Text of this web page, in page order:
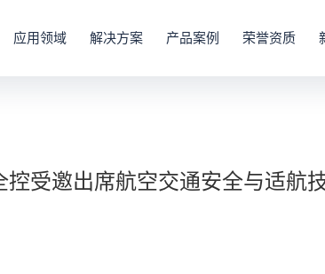
应用领域 解决方案 产品案例 荣誉资质
控受邀出席航空交通安全与适航